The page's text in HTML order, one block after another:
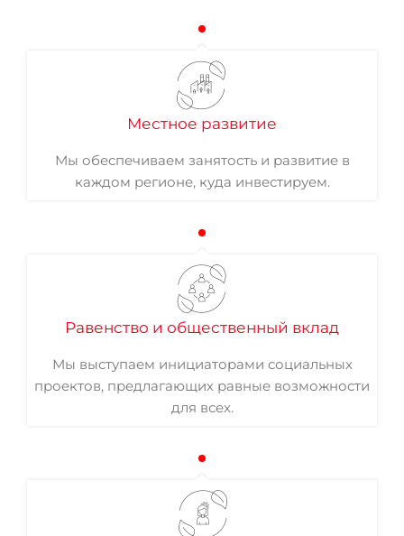
Местное развитие
Мы обеспечиваем занятость и развитие в
каждом регионе, куда инвестируем.
Равенство и общественный вклад
Мы выступаем инициаторами социальных
проектов, предлагающих равные возможности
для всех.